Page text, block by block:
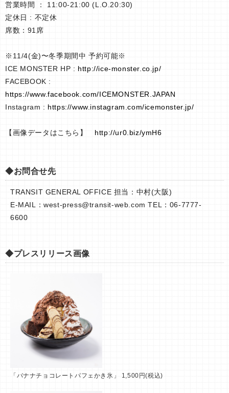
営業時間 ： 11:00-21:00 (L.O.20:30)
定休日 : 不定休
席数：91席
※11/4(金)〜冬季期間中 予約可能※
ICE MONSTER HP : http://ice-monster.co.jp/
FACEBOOK :
https://www.facebook.com/ICEMONSTER.JAPAN
Instagram : https://www.instagram.com/icemonster.jp/
【画像データはこちら】 http://ur0.biz/ymH6
◆お問合せ先
TRANSIT GENERAL OFFICE 担当：中村(大阪)
E-MAIL：west-press@transit-web.com TEL：06-7777-
6600
◆プレスリリース画像
「バナナチョコレートパフェかき氷」 1,500円(税込)